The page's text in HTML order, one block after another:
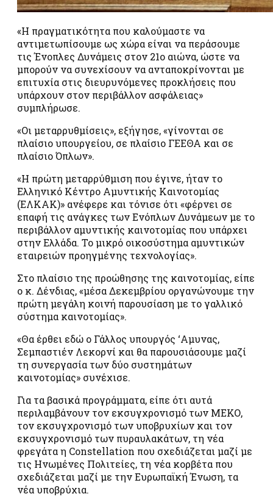
«Η πραγματικότητα που καλούμαστε να
αντιμετωπίσουμε ως χώρα είναι να περάσουμε
τις Ένοπλες Δυνάμεις στον 21ο αιώνα, ώστε να
μπορούν να συνεχίσουν να ανταποκρίνονται με
επιτυχία στις διευρυνόμενες προκλήσεις που
υπάρχουν στον περιβάλλον ασφάλειας»
συμπλήρωσε.
«Οι μεταρρυθμίσεις», εξήγησε, «γίνονται σε
πλαίσιο υπουργείου, σε πλαίσιο ΓΕΕΘΑ και σε
πλαίσιο Όπλων».
«Η πρώτη μεταρρύθμιση που έγινε, ήταν το
Ελληνικό Κέντρο Αμυντικής Καινοτομίας
(ΕΛΚΑΚ)» ανέφερε και τόνισε ότι «φέρνει σε
επαφή τις ανάγκες των Ενόπλων Δυνάμεων με το
περιβάλλον αμυντικής καινοτομίας που υπάρχει
στην Ελλάδα. Το μικρό οικοσύστημα αμυντικών
εταιρειών προηγμένης τεχνολογίας».
Στο πλαίσιο της προώθησης της καινοτομίας, είπε
ο κ. Δένδιας, «μέσα Δεκεμβρίου οργανώνουμε την
πρώτη μεγάλη κοινή παρουσίαση με το γαλλικό
σύστημα καινοτομίας».
«Θα έρθει εδώ ο Γάλλος υπουργός ‘Αμυνας,
Σεμπαστιέν Λεκορνί και θα παρουσιάσουμε μαζί
τη συνεργασία των δύο συστημάτων
καινοτομίας» συνέχισε.
Για τα βασικά προγράμματα, είπε ότι αυτά
περιλαμβάνουν τον εκσυγχρονισμό των ΜΕΚΟ,
τον εκσυγχρονισμό των υποβρυχίων και τον
εκσυγχρονισμό των πυραυλακάτων, τη νέα
φρεγάτα η Constellation που σχεδιάζεται μαζί με
τις Ηνωμένες Πολιτείες, τη νέα κορβέτα που
σχεδιάζεται μαζί με την Ευρωπαϊκή Ένωση, τα
νέα υποβρύχια.